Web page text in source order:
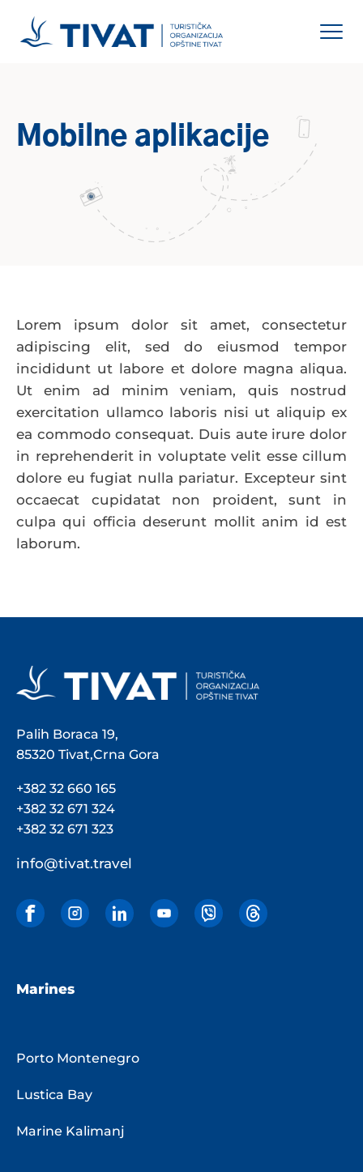
Mobilne aplikacije
Lorem ipsum dolor sit amet, consectetur
adipiscing elit, sed do eiusmod tempor
incididunt ut labore et dolore magna aliqua.
Ut enim ad minim veniam, quis nostrud
exercitation ullamco laboris nisi ut aliquip ex
ea commodo consequat. Duis aute irure dolor
in reprehenderit in voluptate velit esse cillum
dolore eu fugiat nulla pariatur. Excepteur sint
occaecat cupidatat non proident, sunt in
culpa qui officia deserunt mollit anim id est
laborum.
Palih Boraca 19,
85320 Tivat,Crna Gora
+382 32 660 165
+382 32 671 324
+382 32 671 323
info@tivat.travel
Marines
Porto Montenegro
Lustica Bay
Marine Kalimanj